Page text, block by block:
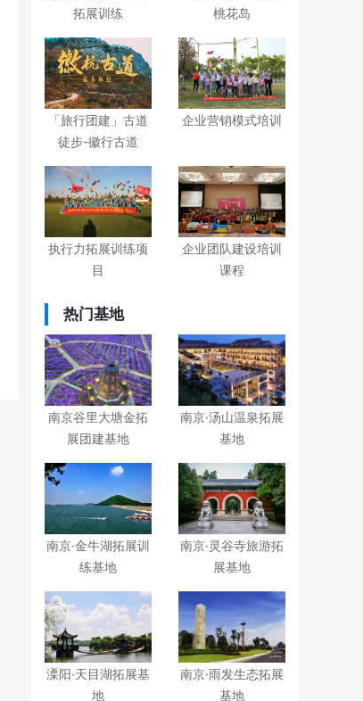
拓展训练
桃花岛
「旅行团建」古道
徒步-徽行古道
企业营销模式培训
执行力拓展训练项
目
企业团队建设培训
课程
热门基地
南京谷里大塘金拓
展团建基地
南京·汤山温泉拓展
基地
南京·金牛湖拓展训
练基地
南京·灵谷寺旅游拓
展基地
溧阳·天目湖拓展基
地
南京·雨发生态拓展
基地